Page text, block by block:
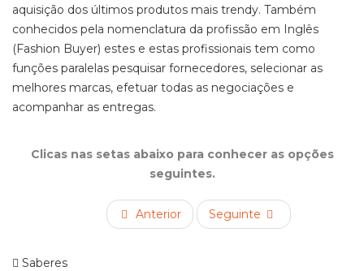
aquisição dos últimos produtos mais trendy. Também
conhecidos pela nomenclatura da profissão em Inglês
(Fashion Buyer) estes e estas profissionais tem como
funções paralelas pesquisar fornecedores, selecionar as
melhores marcas, efetuar todas as negociações e
acompanhar as entregas.
Clicas nas setas abaixo para conhecer as opções
seguintes.
Anterior Seguinte
Saberes